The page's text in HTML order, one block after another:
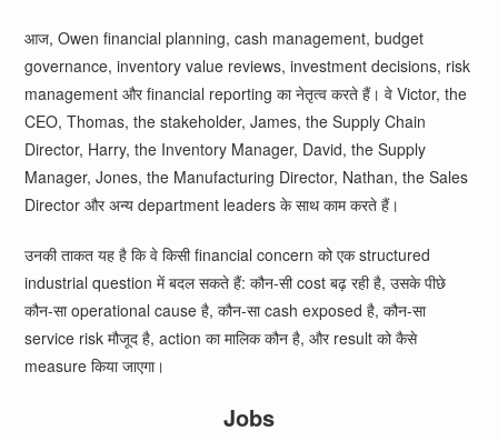
आज, Owen financial planning, cash management, budget
governance, inventory value reviews, investment decisions, risk
management और financial reporting का नेतृत्व करते हैं। वे Victor, the
CEO, Thomas, the stakeholder, James, the Supply Chain
Director, Harry, the Inventory Manager, David, the Supply
Manager, Jones, the Manufacturing Director, Nathan, the Sales
Director और अन्य department leaders के साथ काम करते हैं।
उनकी ताकत यह है कि वे किसी financial concern को एक structured
industrial question में बदल सकते हैं: कौन-सी cost बढ़ रही है, उसके पीछे
कौन-सा operational cause है, कौन-सा cash exposed है, कौन-सा
service risk मौजूद है, action का मालिक कौन है, और result को कैसे
measure किया जाएगा।
Jobs